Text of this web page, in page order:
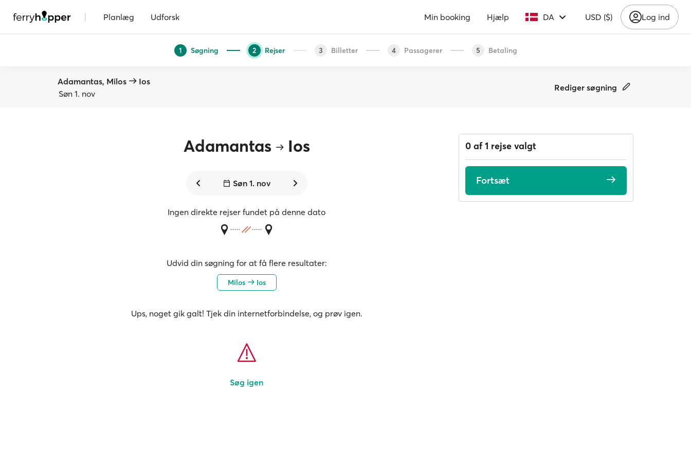
| Planlæg Udforsk Min booking Hjælp DA USD ($) Log ind
1 Søgning 2 Rejser 3 Billetter 4 Passagerer 5 Betaling
Adamantas, Milos
Ios
Søn 1. nov
Rediger søgning
Adamantas Ios
Søn 1. nov
Ingen direkte rejser fundet på denne dato
Udvid din søgning for at få flere resultater:
Milos Ios
Ups, noget gik galt! Tjek din internetforbindelse, og prøv igen.
Søg igen
0 af 1 rejse valgt
Fortsæt